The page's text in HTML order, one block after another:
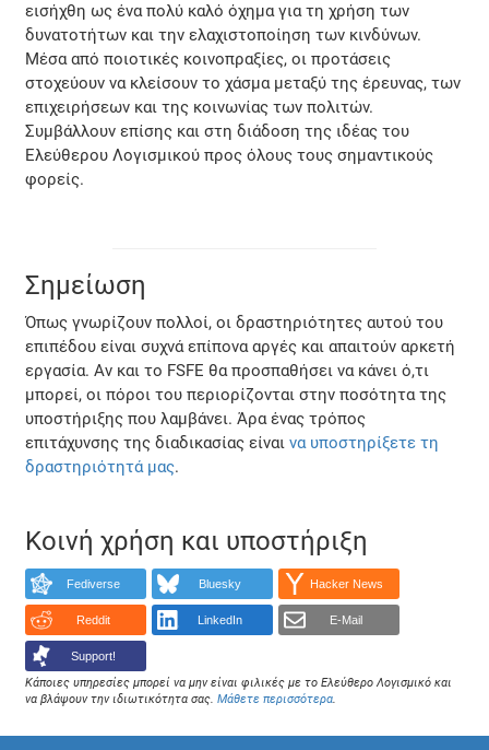
εισήχθη ως ένα πολύ καλό όχημα για τη χρήση των
δυνατοτήτων και την ελαχιστοποίηση των κινδύνων.
Μέσα από ποιοτικές κοινοπραξίες, οι προτάσεις
στοχεύουν να κλείσουν το χάσμα μεταξύ της έρευνας, των
επιχειρήσεων και της κοινωνίας των πολιτών.
Συμβάλλουν επίσης και στη διάδοση της ιδέας του
Ελεύθερου Λογισμικού προς όλους τους σημαντικούς
φορείς.
Σημείωση
Όπως γνωρίζουν πολλοί, οι δραστηριότητες αυτού του
επιπέδου είναι συχνά επίπονα αργές και απαιτούν αρκετή
εργασία. Αν και το FSFE θα προσπαθήσει να κάνει ό,τι
μπορεί, οι πόροι του περιορίζονται στην ποσότητα της
υποστήριξης που λαμβάνει. Άρα ένας τρόπος
επιτάχυνσης της διαδικασίας είναινα υποστηρίξετε τη
δραστηριότητά μας.
Κοινή χρήση και υποστήριξη
Fediverse Bluesky Hacker News
Reddit LinkedIn E-Mail
Support!
Κάποιες υπηρεσίες μπορεί να μην είναι φιλικές με το Ελεύθερο Λογισμικό και
να βλάψουν την ιδιωτικότητα σας.Μάθετε περισσότερα